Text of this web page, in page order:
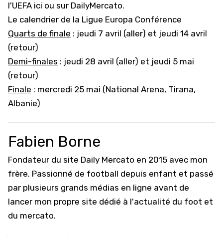
l'UEFA ici ou sur DailyMercato.
Le calendrier de la Ligue Europa Conférence
Quarts de finale : jeudi 7 avril (aller) et jeudi 14 avril
(retour)
Demi-finales : jeudi 28 avril (aller) et jeudi 5 mai
(retour)
Finale : mercredi 25 mai (National Arena, Tirana,
Albanie)
Fabien Borne
Fondateur du site Daily Mercato en 2015 avec mon
frère. Passionné de football depuis enfant et passé
par plusieurs grands médias en ligne avant de
lancer mon propre site dédié à l'actualité du foot et
du mercato.